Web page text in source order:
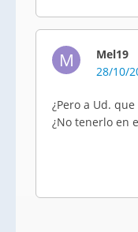
M
Mel19
28/10/
¿Pero a Ud.
¿No tenerlo en